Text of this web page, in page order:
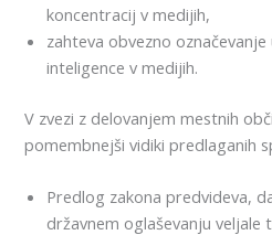
koncentracij v medijih,
zahteva obvezno
inteligence v medijih.
V zvezi z delovanjem mestnih
pomembnejši vidiki predlaganih
Predlog zakona predvideva,
državnem oglaševanju veljale